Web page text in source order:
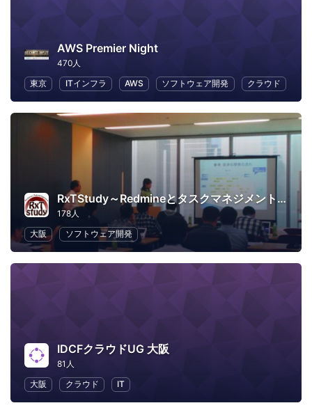
AWS Premier Night
470人
東京
ITインフラ AWS ソフトウェア開発 クラウド
RxTStudy～Redmineとタスクマネジメントに関する勉強会
178人
大阪
ソフトウェア開発
IDCFクラウドUG 大阪
81人
大阪
クラウド IT